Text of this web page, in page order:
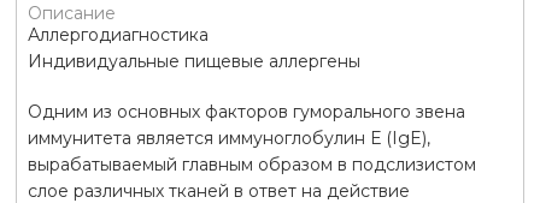
Описание
Аллергодиагностика
Индивидуальные пищевые аллергены
Одним из основных факторов гуморального звена
иммунитета является иммуноглобулин Е (IgE),
вырабатываемый главным образом в подслизистом
слое различных тканей в ответ на действие